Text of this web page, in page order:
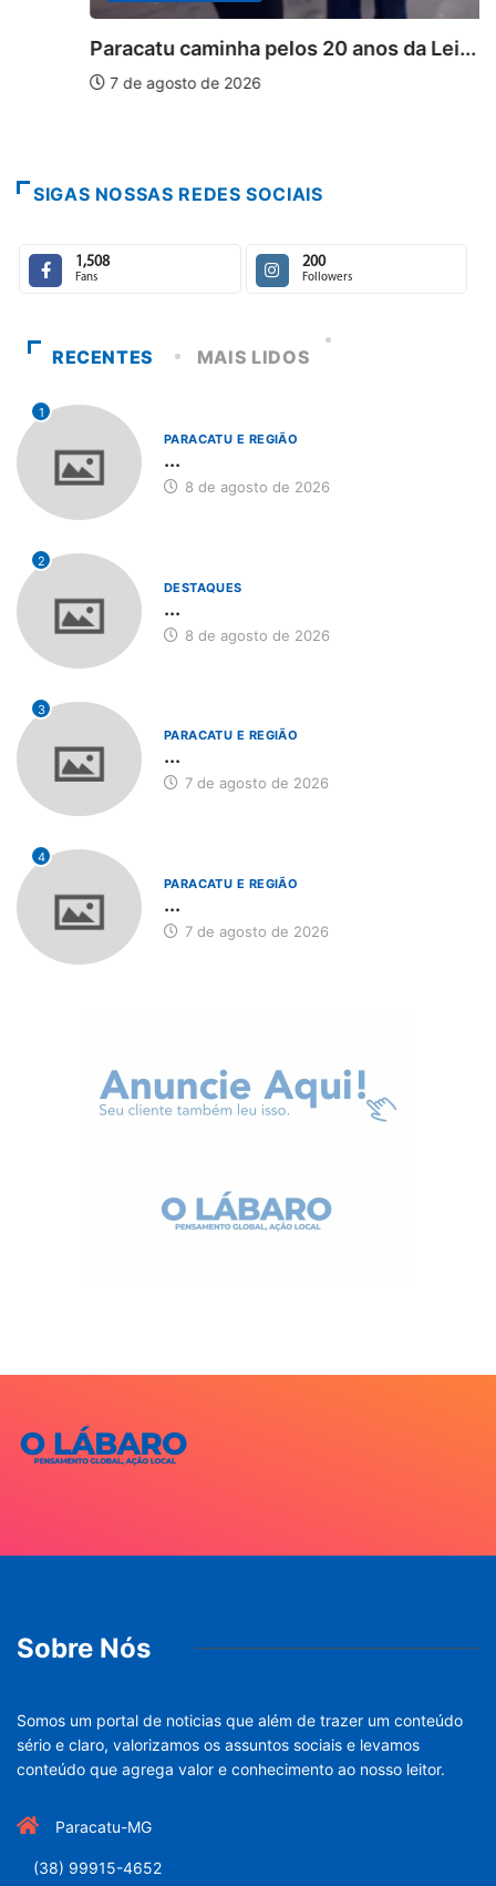
Paracatu caminha pelos 20 anos da Lei...
7 de agosto de 2026
SIGAS NOSSAS REDES SOCIAIS
1,508
Fans
200
Followers
RECENTES MAIS LIDOS
1
PARACATU E REGIÃO
...
8 de agosto de 2026
2
DESTAQUES
...
8 de agosto de 2026
3
PARACATU E REGIÃO
...
7 de agosto de 2026
4
PARACATU E REGIÃO
...
7 de agosto de 2026
Sobre Nós
Somos um portal de noticias que além de trazer um conteúdo
sério e claro, valorizamos os assuntos sociais e levamos
conteúdo que agrega valor e conhecimento ao nosso leitor.
Paracatu-MG
(38) 99915-4652